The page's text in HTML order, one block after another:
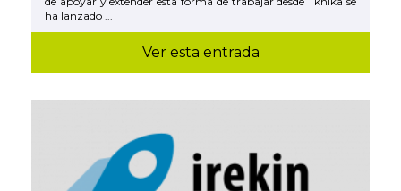
ha lanzado ...
Ver esta entrada